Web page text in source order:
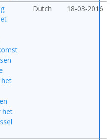
het
Dutch 18-03-2016